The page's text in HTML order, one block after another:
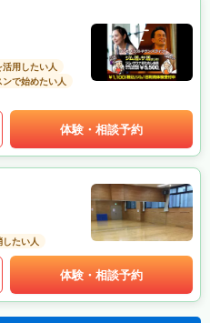
活用したい人
で始めたい人
体験・相談予約
たい人
体験・相談予約